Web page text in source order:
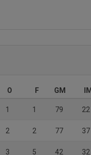
O F GM IM
1 1 79 22
2 2 77 37
3 5 42 32